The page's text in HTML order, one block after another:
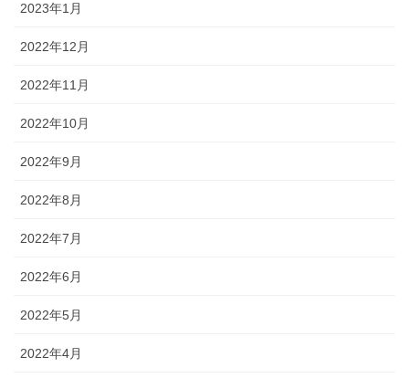
2023年1月
2022年12月
2022年11月
2022年10月
2022年9月
2022年8月
2022年7月
2022年6月
2022年5月
2022年4月